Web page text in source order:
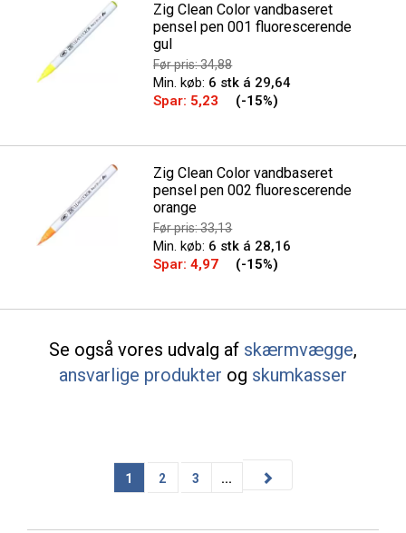
Zig Clean Color vandbaseret
pensel pen 001 fluorescerende
gul
Før pris: 34,88
Min. køb: 6 stk á 29,64
Spar: 5,23 (-15%)
Zig Clean Color vandbaseret
pensel pen 002 fluorescerende
orange
Før pris: 33,13
Min. køb: 6 stk á 28,16
Spar:4,97 (-15%)
Se også vores udvalg af skærmvægge,
ansvarlige produkter og skumkasser
1 2 3 ...